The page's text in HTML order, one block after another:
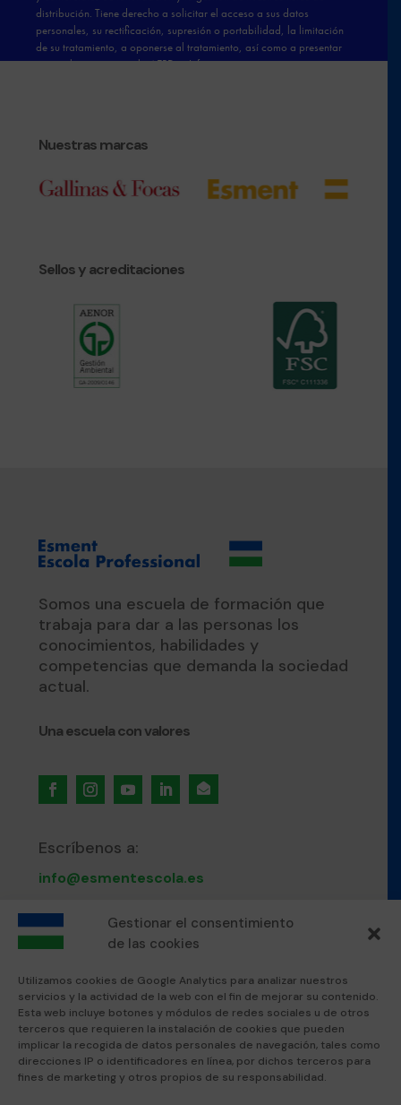
Gestionar el consentimiento
de las cookies
Utilizamos cookies de Google Analytics para analizar nuestros
servicios y la actividad de la web con el fin de mejorar su contenido.
Esta web incluye botones y módulos de redes sociales u de otros
terceros que requieren la instalación de cookies que pueden
implicar la recogida de datos personales de navegación, tales como
direcciones IP o identificadores en línea, por dichos terceros para
fines de marketing y otros propios de su responsabilidad.
Nuestras marcas
Sellos y acreditaciones
Somos una escuela de formación que
trabaja para dar a las personas los
conocimientos, habilidades y
competencias que demanda la sociedad
actual.
Una escuela con valores

Escríbenos a:
info@esmentescola.es
Llámanos al:
871 80 51 12
Visítanos en:
Esment Escola Professional
Esment Inca